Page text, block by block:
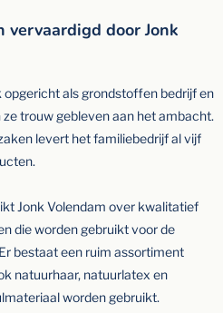
vervaardigd door Jonk
opgericht als grondstoffen bedrijf en
trouw gebleven aan het ambacht.
levert het familiebedrijf al vijf
Jonk Volendam over kwalitatief
die worden gebruikt voor de
bestaat een ruim assortiment
natuurhaar, natuurlatex en
worden gebruikt.